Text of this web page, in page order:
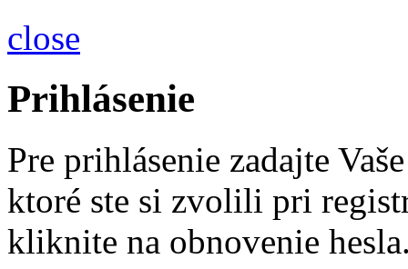
close
Prihlásenie
Pre prihlásenie zadajte
ktoré ste si zvolili pri
kliknite na obnovenie